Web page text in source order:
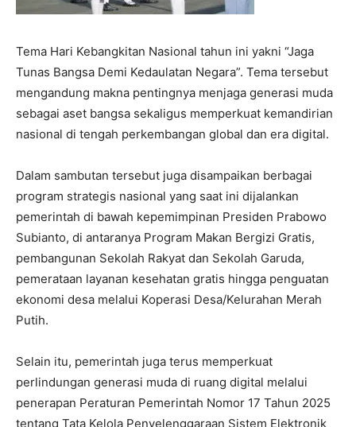
Tema Hari Kebangkitan Nasional tahun ini yakni “Jaga
Tunas Bangsa Demi Kedaulatan Negara”. Tema tersebut
mengandung makna pentingnya menjaga generasi muda
sebagai aset bangsa sekaligus memperkuat kemandirian
nasional di tengah perkembangan global dan era digital.
Dalam sambutan tersebut juga disampaikan berbagai
program strategis nasional yang saat ini dijalankan
pemerintah di bawah kepemimpinan Presiden Prabowo
Subianto, di antaranya Program Makan Bergizi Gratis,
pembangunan Sekolah Rakyat dan Sekolah Garuda,
pemerataan layanan kesehatan gratis hingga penguatan
ekonomi desa melalui Koperasi Desa/Kelurahan Merah
Putih.
Selain itu, pemerintah juga terus memperkuat
perlindungan generasi muda di ruang digital melalui
penerapan Peraturan Pemerintah Nomor 17 Tahun 2025
tentang Tata Kelola Penyelenggaraan Sistem Elektronik